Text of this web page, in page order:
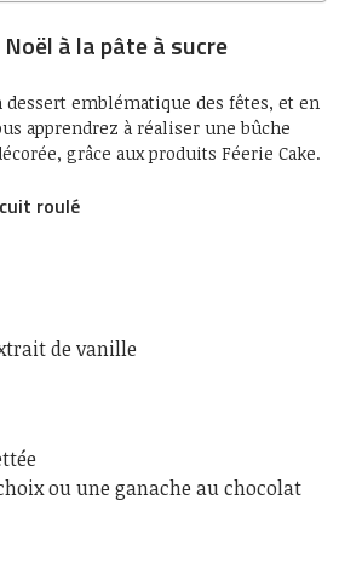
à la pâte à sucre
dessert emblématique des fêtes, et en
apprendrez à réaliser une bûche
grâce aux produits Féerie Cake.
roulé
de vanille
ou une ganache au chocolat